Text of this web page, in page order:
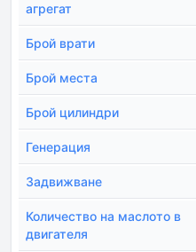
агрегат
Брой врати
Брой места
Брой цилиндри
Генерация
Задвижване
Количество на маслото в
двигателя